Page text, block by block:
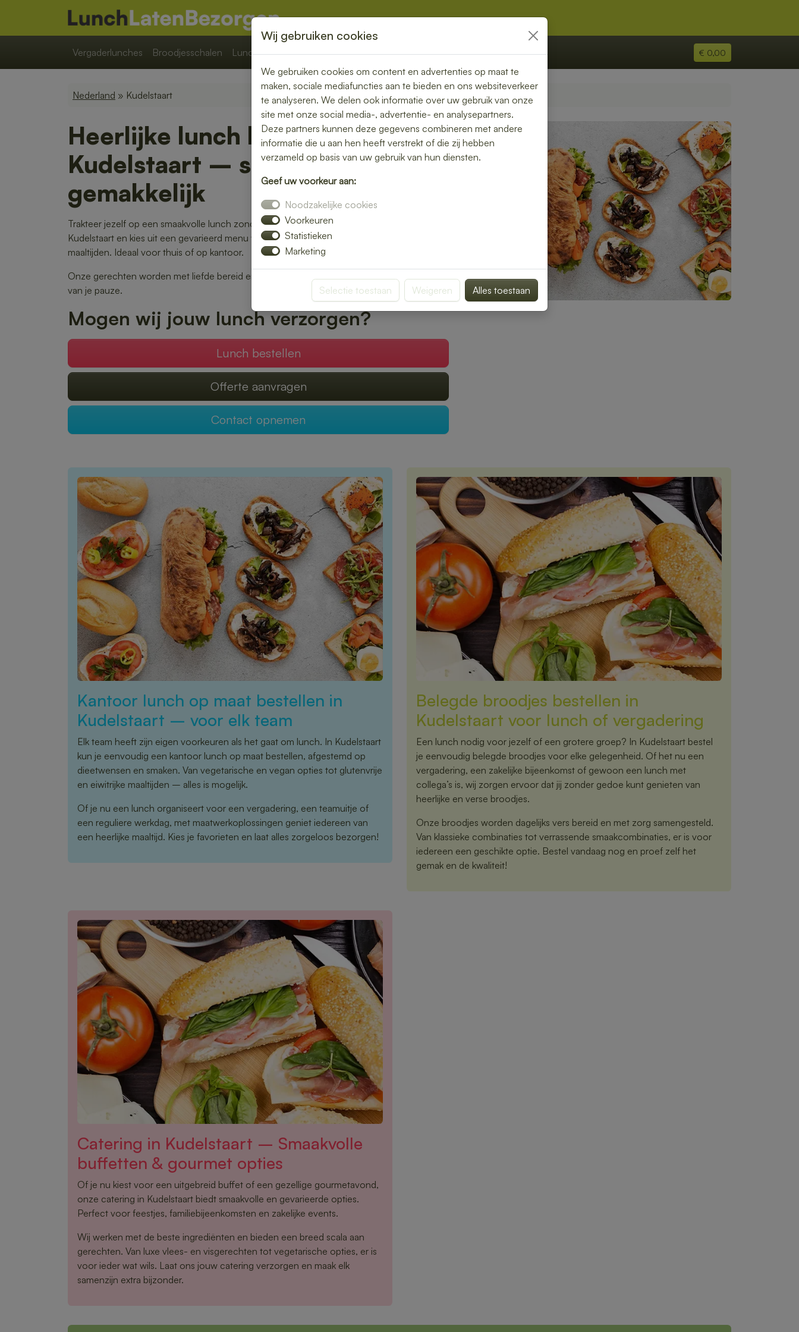
Vergaderlunches Broodjesschalen Lunchpakketten Overige € 0,00
Nederland » Kudelstaart
Heerlijke lunch bezorgen in
Kudelstaart – snel, vers en
gemakkelijk
Trakteer jezelf op een smaakvolle lunch zonder moeite. Laat je lunch bezorgen in
Kudelstaart en kies uit een gevarieerd menu van verse broodjes, gezonde salades en warme
maaltijden. Ideaal voor thuis of op kantoor.
Onze gerechten worden met liefde bereid en snel geleverd, zodat jij optimaal kunt genieten
van je pauze.
Mogen wij jouw lunch verzorgen?
Lunch bestellen
Offerte aanvragen
Contact opnemen
Kantoor lunch op maat bestellen in
Kudelstaart – voor elk team
Elk team heeft zijn eigen voorkeuren als het gaat om lunch. In Kudelstaart
kun je eenvoudig een kantoor lunch op maat bestellen, afgestemd op
dieetwensen en smaken. Van vegetarische en vegan opties tot glutenvrije
en eiwitrijke maaltijden – alles is mogelijk.
Of je nu een lunch organiseert voor een vergadering, een teamuitje of
een reguliere werkdag, met maatwerkoplossingen geniet iedereen van
een heerlijke maaltijd. Kies je favorieten en laat alles zorgeloos bezorgen!
Belegde broodjes bestellen in
Kudelstaart voor lunch of vergadering
Een lunch nodig voor jezelf of een grotere groep? In Kudelstaart bestel
je eenvoudig belegde broodjes voor elke gelegenheid. Of het nu een
vergadering, een zakelijke bijeenkomst of gewoon een lunch met
collega’s is, wij zorgen ervoor dat jij zonder gedoe kunt genieten van
heerlijke en verse broodjes.
Onze broodjes worden dagelijks vers bereid en met zorg samengesteld.
Van klassieke combinaties tot verrassende smaakcombinaties, er is voor
iedereen een geschikte optie. Bestel vandaag nog en proef zelf het
gemak en de kwaliteit!
Catering in Kudelstaart – Smaakvolle
buffetten & gourmet opties
Of je nu kiest voor een uitgebreid buffet of een gezellige gourmetavond,
onze catering in Kudelstaart biedt smaakvolle en gevarieerde opties.
Perfect voor feestjes, familiebijeenkomsten en zakelijke events.
Wij werken met de beste ingrediënten en bieden een breed scala aan
gerechten. Van luxe vlees- en visgerechten tot vegetarische opties, er is
voor ieder wat wils. Laat ons jouw catering verzorgen en maak elk
samenzijn extra bijzonder.
Wij gebruiken cookies
We gebruiken cookies om content en advertenties op maat te
maken, sociale mediafuncties aan te bieden en ons websiteverkeer
te analyseren. We delen ook informatie over uw gebruik van onze
site met onze social media-, advertentie- en analysepartners.
Deze partners kunnen deze gegevens combineren met andere
informatie die u aan hen heeft verstrekt of die zij hebben
verzameld op basis van uw gebruik van hun diensten.
Geef uw voorkeur aan:
Noodzakelijke cookies
Voorkeuren
Statistieken
Marketing
Selectie toestaan Weigeren Alles toestaan